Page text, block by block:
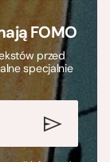
FOMO
przed
specjalnie